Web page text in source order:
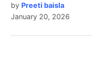
by Preeti baisla
January 20, 2026